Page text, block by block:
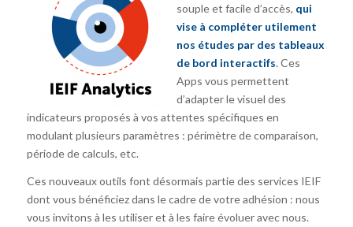
souple et facile d’accès, qui
vise à compléter utilement
nos études par des tableaux
de bord interactifs. Ces
Apps vous permettent
d’adapter le visuel des
indicateurs proposés à vos attentes spécifiques en
modulant plusieurs paramètres : périmètre de comparaison,
période de calculs, etc.
Ces nouveaux outils font désormais partie des services IEIF
dont vous bénéficiez dans le cadre de votre adhésion : nous
vous invitons à les utiliser et à les faire évoluer avec nous.